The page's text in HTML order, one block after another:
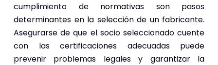
cumplimiento de normativas son pasos
determinantes en la selección de un fabricante.
Asegurarse de que el socio seleccionado cuente
con las certificaciones adecuadas puede
prevenir problemas legales y garantizar la